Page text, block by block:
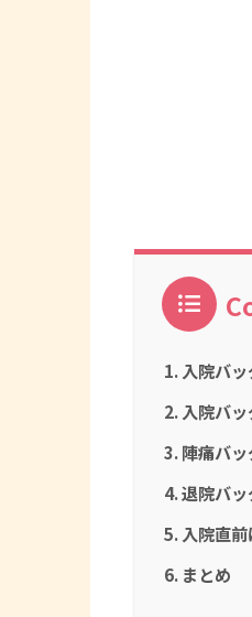
入院バ
入院バ
陣痛バッ
退院バッ
入院直
まとめ